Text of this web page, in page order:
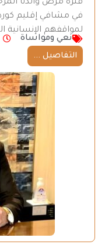
فترة مرض والدنا
في مشافي إقليم
لمواقفهم الإنسانية
نعي ومواساة
التفاصيل ...